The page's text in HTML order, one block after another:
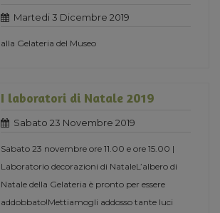
Martedi 3 Dicembre 2019
alla Gelateria del Museo
I laboratori di Natale 2019
Sabato 23 Novembre 2019
Sabato 23 novembre ore 11.00 e ore 15.00 |
Laboratorio decorazioni di NataleL’albero di
Natale della Gelateria è pronto per essere
addobbato!Mettiamogli addosso tante luci